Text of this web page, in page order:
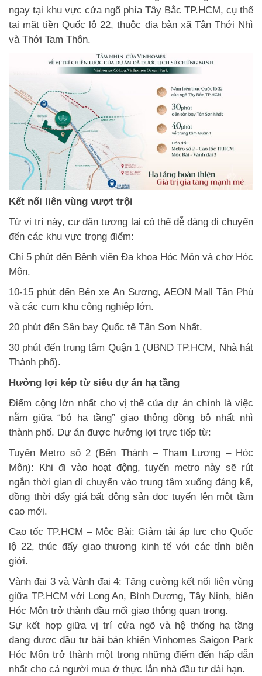
ngay tại khu vực cửa ngõ phía Tây Bắc TP.HCM, cụ thể
tại mặt tiền Quốc lộ 22, thuộc địa bàn xã Tân Thới Nhì
và Thới Tam Thôn.
Kết nối liên vùng vượt trội
Từ vị trí này, cư dân tương lai có thể dễ dàng di chuyển
đến các khu vực trọng điểm:
Chỉ 5 phút đến Bệnh viện Đa khoa Hóc Môn và chợ Hóc
Môn.
10-15 phút đến Bến xe An Sương, AEON Mall Tân Phú
và các cụm khu công nghiệp lớn.
20 phút đến Sân bay Quốc tế Tân Sơn Nhất.
30 phút đến trung tâm Quận 1 (UBND TP.HCM, Nhà hát
Thành phố).
Hưởng lợi kép từ siêu dự án hạ tầng
Điểm cộng lớn nhất cho vị thế của dự án chính là việc
nằm giữa “bó hạ tầng” giao thông đồng bộ nhất nhì
thành phố. Dự án được hưởng lợi trực tiếp từ:
Tuyến Metro số 2 (Bến Thành – Tham Lương – Hóc
Môn): Khi đi vào hoạt động, tuyến metro này sẽ rút
ngắn thời gian di chuyển vào trung tâm xuống đáng kể,
đồng thời đẩy giá bất động sản dọc tuyến lên một tầm
cao mới.
Cao tốc TP.HCM – Mộc Bài: Giảm tải áp lực cho Quốc
lộ 22, thúc đẩy giao thương kinh tế với các tỉnh biên
giới.
Vành đai 3 và Vành đai 4: Tăng cường kết nối liên vùng
giữa TP.HCM với Long An, Bình Dương, Tây Ninh, biến
Hóc Môn trở thành đầu mối giao thông quan trọng.
Sự kết hợp giữa vị trí cửa ngõ và hệ thống hạ tầng
đang được đầu tư bài bản khiến Vinhomes Saigon Park
Hóc Môn trở thành một trong những điểm đến hấp dẫn
nhất cho cả người mua ở thực lẫn nhà đầu tư dài hạn.